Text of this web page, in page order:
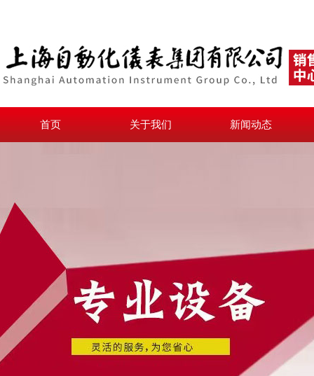
首页 关于我们 新闻动态